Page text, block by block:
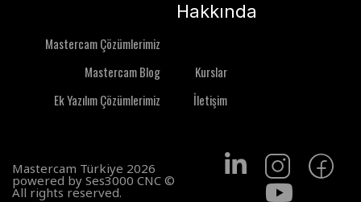
Mastercam Çözümlerimiz
Mastercam Blog
Ek Yazılım Çözümlerimiz
Hakkında
Kurslar
İletişim
Mastercam Türkiye 2026
powered by Ses3000 CNC ©
All rights reserved.